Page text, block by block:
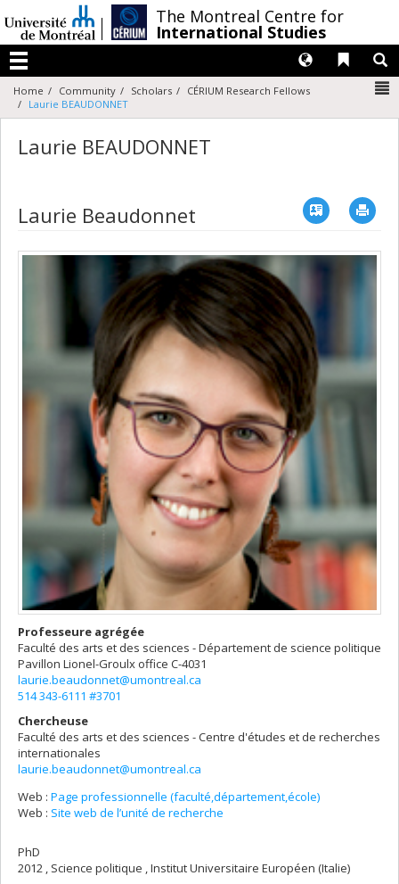
au
contenu
The Montreal Centre for
International Studies
Menu
Liens
Langues
Home Community Scholars
CÉRIUM Research Fellows
Laurie BEAUDONNET
Laurie BEAUDONNET
Laurie Beaudonnet Vcard
Professeure agrégée
Faculté des arts et des sciences - Département de science politique
Pavillon Lionel-Groulx office C-4031
laurie.beaudonnet@umontreal.ca
514 343-6111 #3701
Chercheuse
Faculté des arts et des sciences - Centre d'études et de recherches
internationales
laurie.beaudonnet@umontreal.ca
Web : Page professionnelle (faculté,département,école)
Web : Site web de l’unité de recherche
PhD
2012 , Science politique , Institut Universitaire Européen (Italie)